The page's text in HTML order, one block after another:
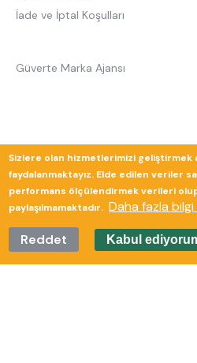
İade ve İptal Koşulları
Güverte Marka Ajansı
Sizlere olan hizmetlerimizi geliştirmek
faydalanmaktayız. Elde edilen veriler
performans ölçülendirmek verileri
paylaşılmamaktadır. Daha fazla bilgi
Reddet
Kabul